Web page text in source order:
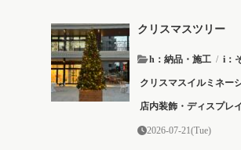
クリスマスツリー
h：納品・施工 / i：
クリスマスイルミネー
店内装飾・ディスプレ
2026-07-21(Tue)